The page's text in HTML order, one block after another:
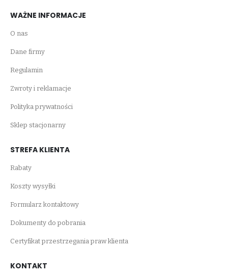
WAŻNE INFORMACJE
O nas
Dane firmy
Regulamin
Zwroty i reklamacje
Polityka prywatności
Sklep stacjonarny
STREFA KLIENTA
Rabaty
Koszty wysyłki
Formularz kontaktowy
Dokumenty do pobrania
Certyfikat przestrzegania praw klienta
KONTAKT